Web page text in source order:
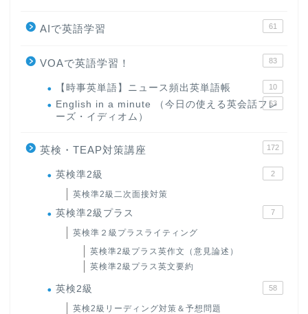
AIで英語学習 61
VOAで英語学習！ 83
【時事英単語】ニュース頻出英単語帳 10
English in a minute （今日の使える英会話フレ
ーズ・イディオム）
63
英検・TEAP対策講座 172
英検準2級 2
英検準2級二次面接対策
英検準2級プラス 7
英検準２級プラスライティング
英検準2級プラス英作文（意見論述）
英検準2級プラス英文要約
英検2級 58
英検2級リーディング対策＆予想問題